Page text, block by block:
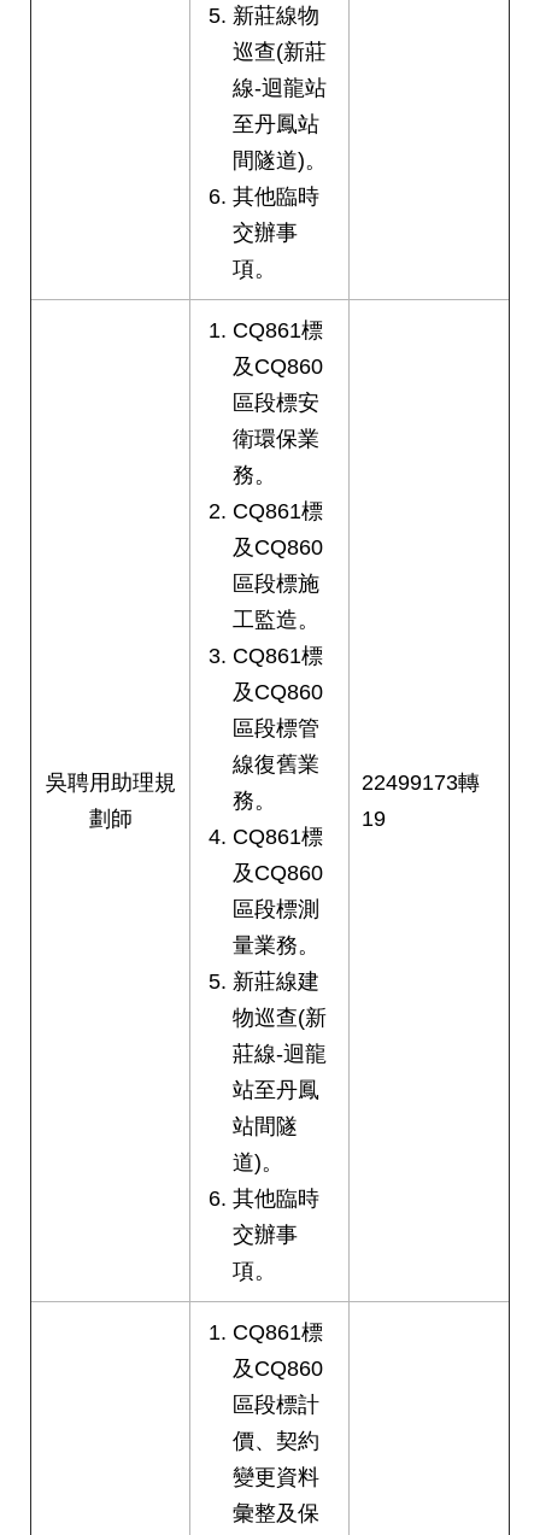
新莊線物
巡查(新莊
線-迴龍站
至丹鳳站
間隧道)。
其他臨時
交辦事
項。
吳聘用助理規
劃師
CQ861標
及CQ860
區段標安
衛環保業
務。
CQ861標
及CQ860
區段標施
工監造。
CQ861標
及CQ860
區段標管
線復舊業
務。
CQ861標
及CQ860
區段標測
量業務。
新莊線建
物巡查(新
莊線-迴龍
站至丹鳳
站間隧
道)。
其他臨時
交辦事
項。
22499173轉
19
CQ861標
及CQ860
區段標計
價、契約
變更資料
彙整及保